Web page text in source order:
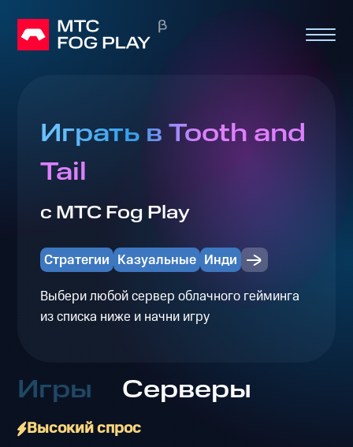
Играть в Tooth and
Tail
с МТС Fog Play
Стратегии Казуальные Инди
Выбери любой сервер облачного гейминга
из списка ниже и начни игру
Игры Серверы
Высокий спрос